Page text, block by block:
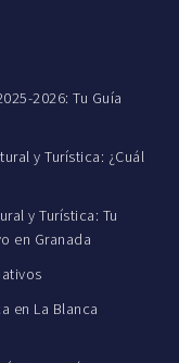
2026: Tu Guía
y Turística: ¿Cuál
y Turística: Tu
en Granada
en La Blanca